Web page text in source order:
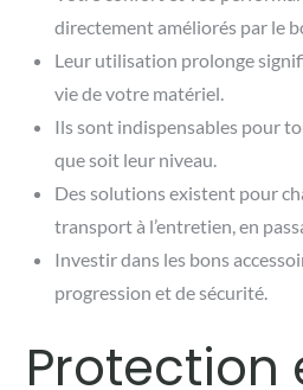
directement améliorés par le
Leur utilisation prolonge
vie de votre matériel.
Ils sont indispensables pour
que soit leur niveau.
Des solutions existent pour
transport à l’entretien, en
Investir dans les bons
progression et de sécurité.
Protection